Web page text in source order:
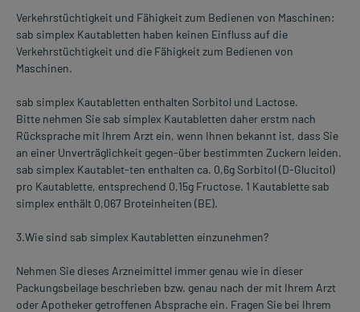
Verkehrstüchtigkeit und Fähigkeit zum Bedienen von Maschinen:
sab simplex Kautabletten haben keinen Einfluss auf die
Verkehrstüchtigkeit und die Fähigkeit zum Bedienen von
Maschinen.
sab simplex Kautabletten enthalten Sorbitol und Lactose.
Bitte nehmen Sie sab simplex Kautabletten daher erstm nach
Rücksprache mit Ihrem Arzt ein, wenn Ihnen bekannt ist, dass Sie
an einer Unverträglichkeit gegen-über bestimmten Zuckern leiden.
sab simplex Kautablet-ten enthalten ca. 0,6g Sorbitol (D-Glucitol)
pro Kautablette, entsprechend 0,15g Fructose. 1 Kautablette sab
simplex enthält 0,067 Broteinheiten (BE).
3.Wie sind sab simplex Kautabletten einzunehmen?
Nehmen Sie dieses Arzneimittel immer genau wie in dieser
Packungsbeilage beschrieben bzw. genau nach der mit Ihrem Arzt
oder Apotheker getroffenen Absprache ein. Fragen Sie bei Ihrem